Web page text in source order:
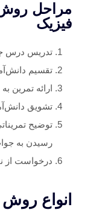
مراحل روش
فیزیک
تدریس درس
تقسیم
ارائه تمرین
تشویق
توضیح
رسیدن به
درخواست از
انواع